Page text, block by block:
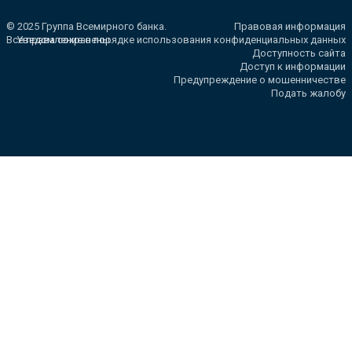
© 2025 Группа Всемирного банка.
Все права сохранены.
Правовая информация
Уведомление о порядке использования конфиденциальных данных
Доступность сайта
Доступ к информации
Предупреждение о мошенничестве
Подать жалобу